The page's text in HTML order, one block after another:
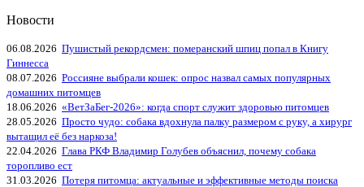
Новости
06.08.2026 Пушистый рекордсмен: померанский шпиц попал в Книгу
Гиннесса
08.07.2026 Россияне выбрали кошек: опрос назвал самых популярных
домашних питомцев
18.06.2026 «ВетЗаБег‑2026»: когда спорт служит здоровью питомцев
28.05.2026 Просто чудо: собака вдохнула палку размером с руку, а хирург
вытащил её без наркоза!
22.04.2026 Глава РКФ Владимир Голубев объяснил, почему собака
торопливо ест
31.03.2026 Потеря питомца: актуальные и эффективные методы поиска